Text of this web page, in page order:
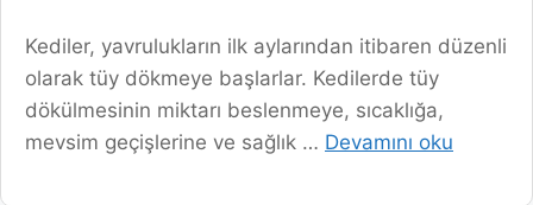
Kediler, yavrulukların ilk aylarından itibaren düzenli
olarak tüy dökmeye başlarlar. Kedilerde tüy
dökülmesinin miktarı beslenmeye, sıcaklığa,
mevsim geçişlerine ve sağlık … Devamını oku